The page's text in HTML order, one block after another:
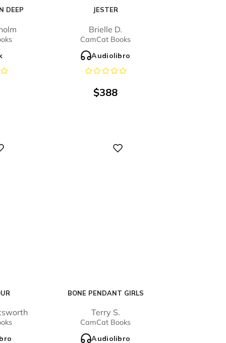
DEEP JESTER
Brielle D.
CamCat Books
Audiolibro
$388
BONE PENDANT GIRLS
Terry S.
CamCat Books
Audiolibro